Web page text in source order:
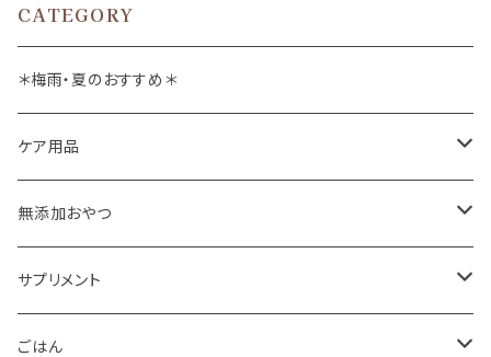
CATEGORY
＊梅雨・夏のおすすめ＊
ケア用品
肉球バーム
ドッグソープ
保湿・除菌・虫除け
無添加おやつ
お肉
お魚
サプリメント
皮膚被毛
ごはん